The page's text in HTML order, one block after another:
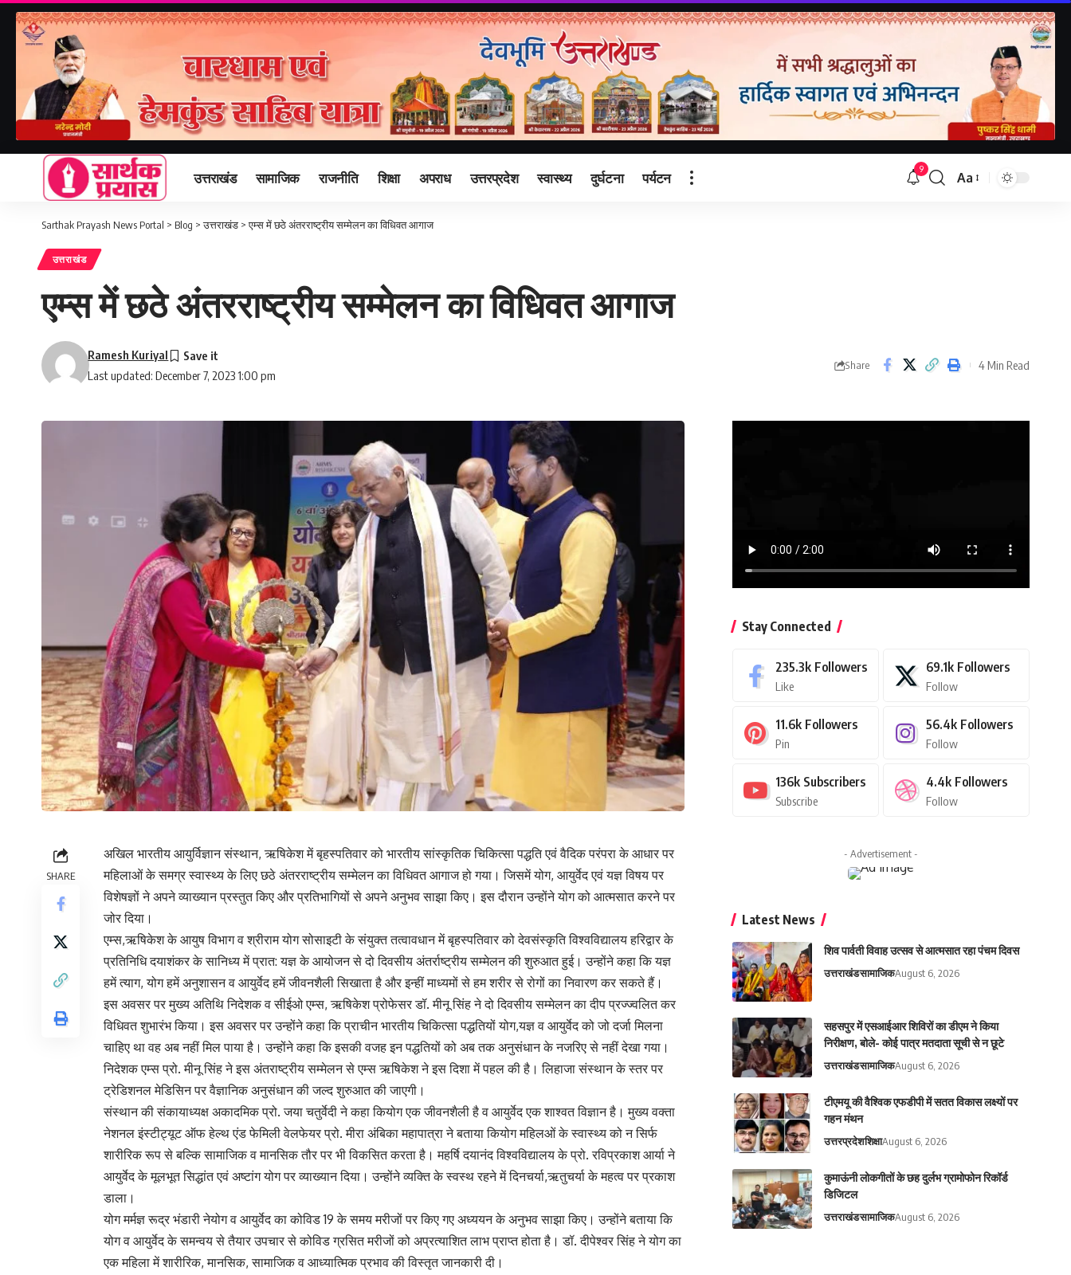
उत्तराखंड सामाजिक राजनीति शिक्षा अपराध उत्तरप्रदेश स्वास्थ्य दुर्घटना पर्यटन 9
Font
Aa
Sarthak Prayash News Portal > Blog >उत्तराखंड >एम्स में छठे अंतरराष्ट्रीय सम्मेलन का विधिवत आगाज
उत्तराखंड
एम्स में छठे अंतरराष्ट्रीय सम्मेलन का विधिवत आगाज
Last updated: December 7, 2023 1:00 pm
Ramesh Kuriyal
Share 4 Min Read
SHARE
अखिल भारतीय आयुर्विज्ञान संस्थान, ऋषिकेश में बृहस्पतिवार को भारतीय सांस्कृतिक चिकित्सा पद्धति एवं वैदिक परंपरा के आधार पर
महिलाओं के समग्र स्वास्थ्य के लिए छठे अंतरराष्ट्रीय सम्मेलन का विधिवत आगाज हो गया। जिसमें योग, आयुर्वेद एवं यज्ञ विषय पर
विशेषज्ञों ने अपने व्याख्यान प्रस्तुत किए और प्रतिभागियों से अपने अनुभव साझा किए। इस दौरान उन्होंने योग को आत्मसात करने पर
जोर दिया।
एम्स,ऋषिकेश के आयुष विभाग व श्रीराम योग सोसाइटी के संयुक्त तत्वावधान में बृहस्पतिवार को देवसंस्कृति विश्वविद्यालय हरिद्वार के
प्रतिनिधि दयाशंकर के सानिध्य में प्रात: यज्ञ के आयोजन से दो दिवसीय अंतर्राष्ट्रीय सम्मेलन की शुरुआत हुई। उन्होंने कहा कि यज्ञ
हमें त्याग, योग हमें अनुशासन व आयुर्वेद हमें जीवनशैली सिखाता है और इन्हीं माध्यमों से हम शरीर से रोगों का निवारण कर सकते हैं।
इस अवसर पर मुख्य अतिथि निदेशक व सीईओ एम्स, ऋषिकेश प्रोफेसर डॉ. मीनू सिंह ने दो दिवसीय सम्मेलन का दीप प्रज्ज्वलित कर
विधिवत शुभारंभ किया। इस अवसर पर उन्होंने कहा कि प्राचीन भारतीय चिकित्सा पद्धतियों योग,यज्ञ व आयुर्वेद को जो दर्जा मिलना
चाहिए था वह अब नहीं मिल पाया है। उन्होंने कहा कि इसकी वजह इन पद्धतियों को अब तक अनुसंधान के नजरिए से नहीं देखा गया।
निदेशक एम्स प्रो. मीनू सिंह ने इस अंतराष्ट्रीय सम्मेलन से एम्स ऋषिकेश ने इस दिशा में पहल की है। लिहाजा संस्थान के स्तर पर
ट्रेडिशनल मेडिसिन पर वैज्ञानिक अनुसंधान की जल्द शुरुआत की जाएगी।
संस्थान की संकायाध्यक्ष अकादमिक प्रो. जया चतुर्वेदी ने कहा कियोग एक जीवनशैली है व आयुर्वेद एक शाश्वत विज्ञान है। मुख्य वक्ता
नेशनल इंस्टीट्यूट ऑफ हेल्थ एंड फेमिली वेलफेयर प्रो. मीरा अंबिका महापात्रा ने बताया कियोग महिलओं के स्वास्थ्य को न सिर्फ
शारीरिक रूप से बल्कि सामाजिक व मानसिक तौर पर भी विकसित करता है। महर्षि दयानंद विश्वविद्यालय के प्रो. रविप्रकाश आर्या ने
आयुर्वेद के मूलभूत सिद्धांत एवं अष्टांग योग पर व्याख्यान दिया। उन्होंने व्यक्ति के स्वस्थ रहने में दिनचर्या,ऋतुचर्या के महत्व पर प्रकाश
डाला।
योग मर्मज्ञ रूद्र भंडारी नेयोग व आयुर्वेद का कोविड 19 के समय मरीजों पर किए गए अध्ययन के अनुभव साझा किए। उन्होंने बताया कि
योग व आयुर्वेद के समन्वय से तैयार उपचार से कोविड ग्रसित मरीजों को अप्रत्याशित लाभ प्राप्त होता है। डॉ. दीपेश्वर सिंह ने योग का
एक महिला में शारीरिक, मानसिक, सामाजिक व आध्यात्मिक प्रभाव की विस्तृत जानकारी दी।
Stay Connected
235.3k Followers
Like
69.1k Followers
Follow
11.6k Followers
Pin
56.4k Followers
Follow
136k Subscribers
Subscribe
4.4k Followers
Follow
- Advertisement -
Latest News
शिव पार्वती विवाह उत्सव से आत्मसात रहा पंचम दिवस
उत्तराखंडसामाजिकAugust 6, 2026
सहसपुर में एसआईआर शिविरों का डीएम ने किया
निरीक्षण, बोले- कोई पात्र मतदाता सूची से न छूटे
उत्तराखंडसामाजिकAugust 6, 2026
टीएमयू की वैश्विक एफडीपी में सतत विकास लक्ष्यों पर
गहन मंथन
उत्तरप्रदेशशिक्षाAugust 6, 2026
कुमाऊंनी लोकगीतों के छह दुर्लभ ग्रामोफोन रिकॉर्ड
डिजिटल
उत्तराखंडसामाजिकAugust 6, 2026